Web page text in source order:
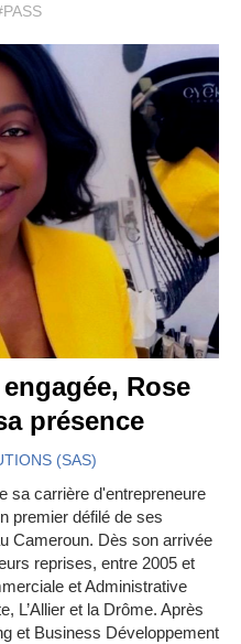
Rose
présence
(SAS)
sa carrière d'entrepreneure
premier défilé de ses
Cameroun. Dès son arrivée
reprises, entre 2005 et
et Administrative
L’Allier et la Drôme. Après
et Business Développement